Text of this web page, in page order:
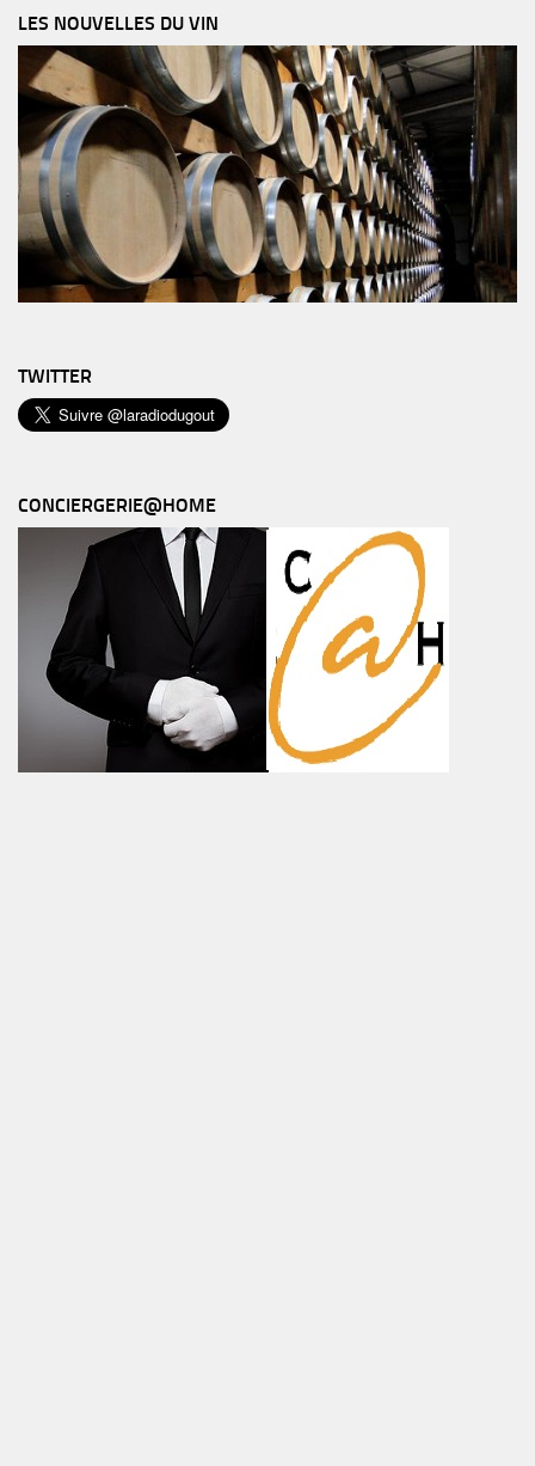
LES NOUVELLES DU VIN
TWITTER
CONCIERGERIE@HOME